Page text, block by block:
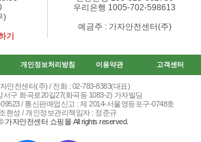
)
기
우리은행 1005-702-598613
예금주 : 가자안전센터(주)
개인정보처리방침 이용약관 고객센터
안전센터(주) / 전화 : 02-783-8383(대표)
서구 화곡로20길27(화곡동 1083-2) 가자빌딩
/ 통신판매업신고 : 제 2014-서울영등포구-0748호
현성 / 개인정보관리책임자 : 정준규
가자안전센터 쇼핑몰 All rights reserved.